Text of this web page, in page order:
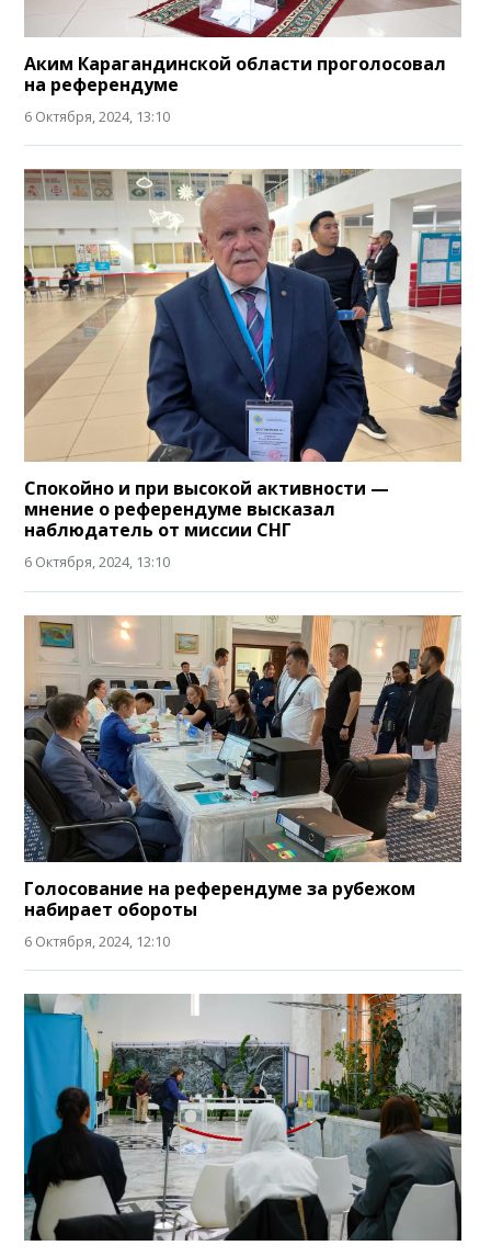
Аким Карагандинской области проголосовал
на референдуме
6 Октября, 2024, 13:10
Спокойно и при высокой активности —
мнение о референдуме высказал
наблюдатель от миссии СНГ
6 Октября, 2024, 13:10
Голосование на референдуме за рубежом
набирает обороты
6 Октября, 2024, 12:10